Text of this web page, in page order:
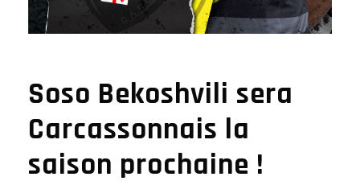
Soso Bekoshvili sera
Carcassonnais la
saison prochaine !